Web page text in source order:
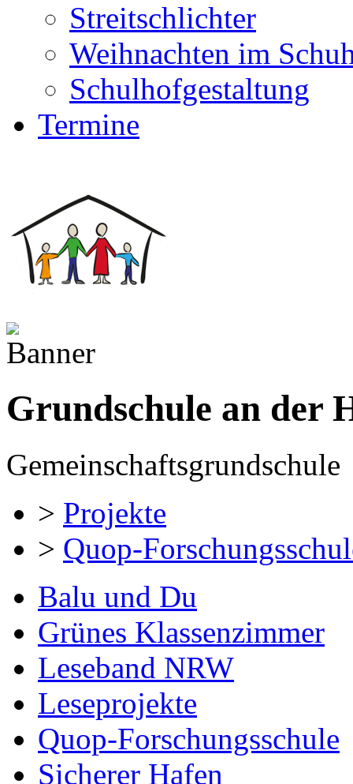
Streitschlichter
Weihnachten im
Schulhofgestaltung
Termine
Grundschule an der
Gemeinschaftsgrundschule
> Projekte
> Quop-
Balu und Du
Grünes Klassenzimmer
Leseband NRW
Leseprojekte
Quop-Forschungsschule
Sicherer Hafen